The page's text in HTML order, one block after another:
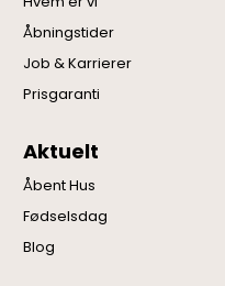
Åbningstider
Job & Karrierer
Prisgaranti
Aktuelt
Åbent Hus
Fødselsdag
Blog